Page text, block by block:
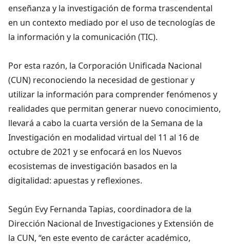
enseñanza y la investigación de forma trascendental
en un contexto mediado por el uso de tecnologías de
la información y la comunicación (TIC).
Por esta razón, la Corporación Unificada Nacional
(CUN) reconociendo la necesidad de gestionar y
utilizar la información para comprender fenómenos y
realidades que permitan generar nuevo conocimiento,
llevará a cabo la cuarta versión de la Semana de la
Investigación en modalidad virtual del 11 al 16 de
octubre de 2021 y se enfocará en los Nuevos
ecosistemas de investigación basados en la
digitalidad: apuestas y reflexiones.
Según Evy Fernanda Tapias, coordinadora de la
Dirección Nacional de Investigaciones y Extensión de
la CUN, “en este evento de carácter académico,